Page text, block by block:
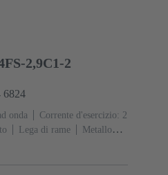
2,9C1-2
6824
onda
Corrente d'esercizio: ‌2
Lega di rame
Metallo